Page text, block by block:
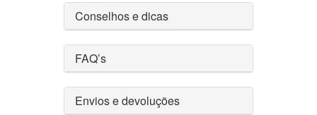
Conselhos e dicas
FAQ’s
Envios e devoluções